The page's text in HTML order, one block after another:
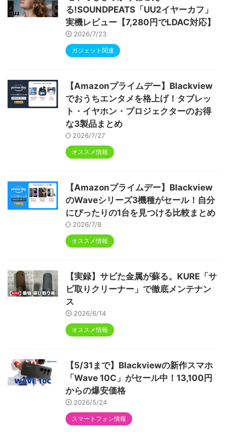
る!SOUNDPEATS「UU2イヤーカフ」
実機レビュー【7,280円でLDAC対応】
2026/7/23
ガジェット関連
【Amazonプライムデー】Blackview
でおうちエンタメを格上げ！タブレッ
ト・イヤホン・プロジェクターのお得
な3製品まとめ
2026/7/27
オススメ情報
【Amazonプライムデー】Blackview
のWaveシリーズ3機種がセール！自分
にぴったりの1台を見つける比較まとめ
2026/7/8
オススメ情報
【実録】サビた金属が蘇る。KURE「サ
ビ取りクリーナー」で徹底メンテナン
ス
2026/6/14
オススメ情報
【5/31まで】Blackviewの新作スマホ
「Wave 10C」がセール中！13,100円
からの爆安価格
2026/5/24
スマートフォン情報